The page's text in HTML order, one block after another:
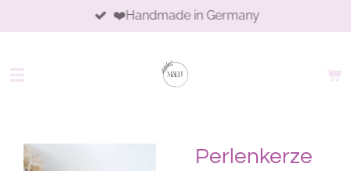
to
content
❤️Handmade in Germany
Perlenkerze